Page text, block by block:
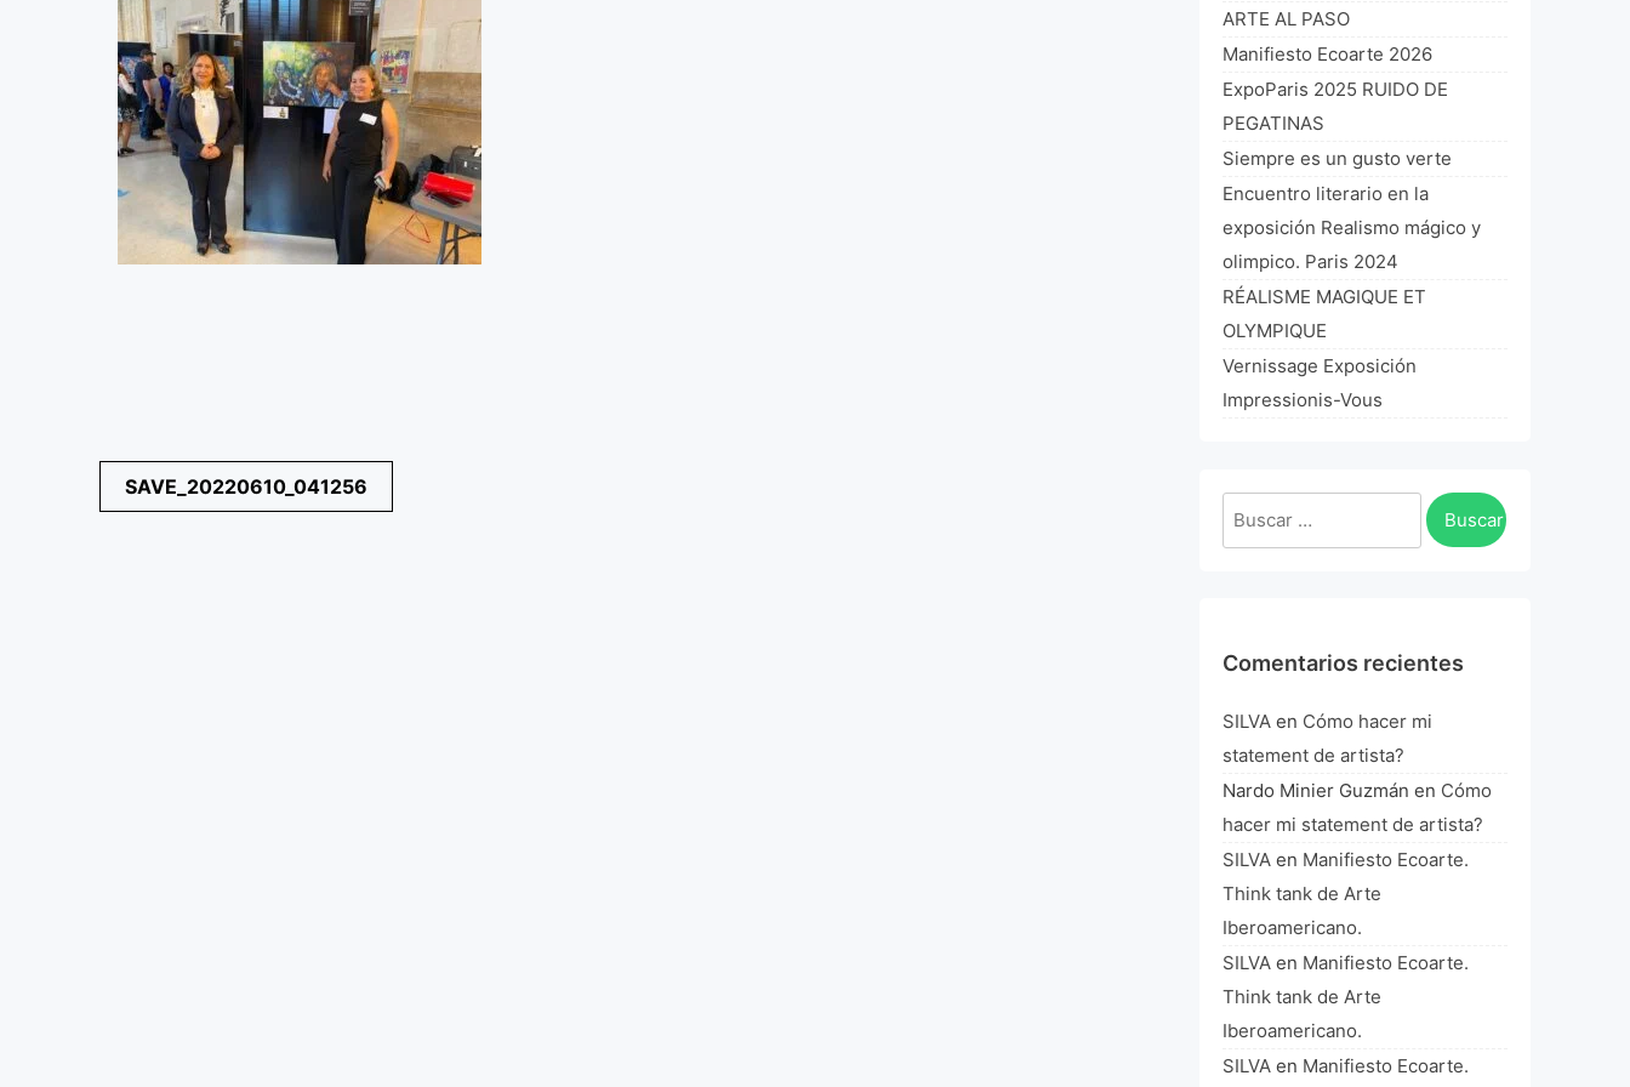
Navegación
de
SAVE_20220610_041256
ARTE AL PASO
Manifiesto Ecoarte 2026
ExpoParis 2025 RUIDO DE
PEGATINAS
Siempre es un gusto verte
Encuentro literario en la
exposición Realismo mágico y
olimpico. Paris 2024
RÉALISME MAGIQUE ET
OLYMPIQUE
Vernissage Exposición
Impressionis-Vous
Buscar:
Comentarios recientes
SILVA en Cómo hacer mi
statement de artista?
Nardo Minier Guzmán en Cómo
hacer mi statement de artista?
SILVA en Manifiesto Ecoarte.
Think tank de Arte
Iberoamericano.
SILVA en Manifiesto Ecoarte.
Think tank de Arte
Iberoamericano.
SILVA en Manifiesto Ecoarte.